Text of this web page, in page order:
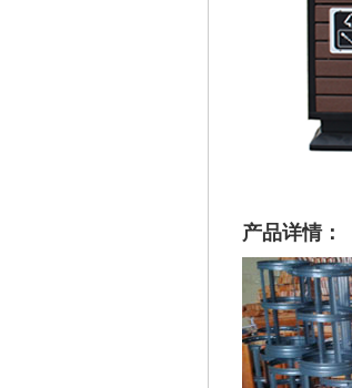
产品详情：